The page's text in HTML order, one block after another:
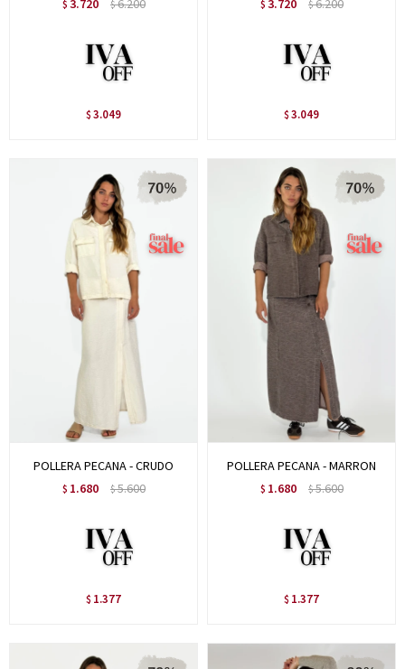
$ 3.720 $6.200
$ 3.049
$ 3.720 $6.200
$ 3.049
POLLERA PECANA - CRUDO
$ 1.680 $5.600
$ 1.377
POLLERA PECANA - MARRON
$ 1.680 $5.600
$ 1.377